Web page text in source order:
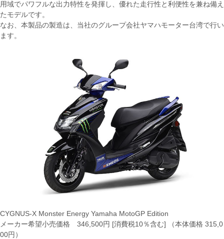
用域でパワフルな出力特性を発揮し、優れた走行性と利便性を兼ね備え
たモデルです。
なお、本製品の製造は、当社のグループ会社ヤマハモーター台湾で行い
ます。
CYGNUS-X Monster Energy Yamaha MotoGP Edition
メーカー希望小売価格 346,500円 [消費税10％含む] （本体価格 315,0
00円）